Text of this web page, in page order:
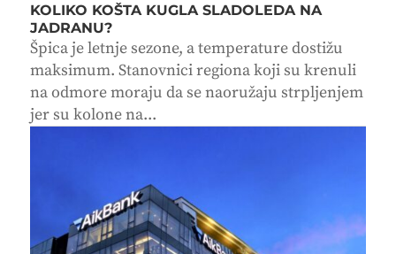
KOLIKO KOŠTA KUGLA SLADOLEDA NA
JADRANU?
Špica je letnje sezone, a temperature dostižu
maksimum. Stanovnici regiona koji su krenuli
na odmore moraju da se naoružaju strpljenjem
jer su kolone na...